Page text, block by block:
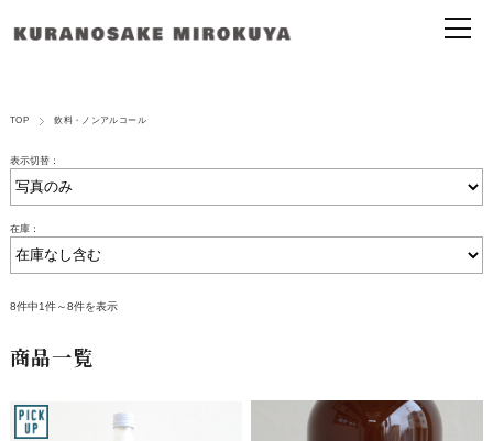
TOP 飲料・ノンアルコール
表示切替：
在庫：
8件中1件～8件を表示
商品一覧